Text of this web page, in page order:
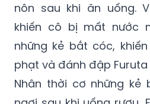
nôn sau khi ăn uống.
khiến cô bị mất nước
những kẻ bắt cóc,
phạt và đánh đập
Nhân thời cơ những